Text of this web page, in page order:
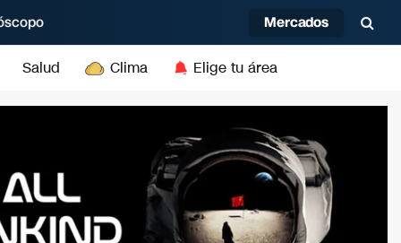
Mercados
Salud Clima Elige tu área